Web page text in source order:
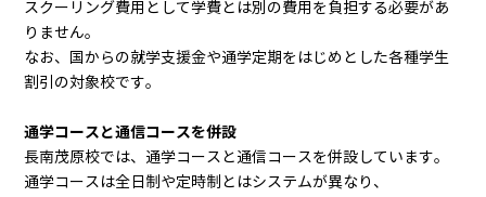
スクーリング費用として学費とは別の費用を負担する必要があ
りません。
なお、国からの就学支援金や通学定期をはじめとした各種学生
割引の対象校です。
通学コースと通信コースを併設
長南茂原校では、通学コースと通信コースを併設しています。
通学コースは全日制や定時制とはシステムが異なり、